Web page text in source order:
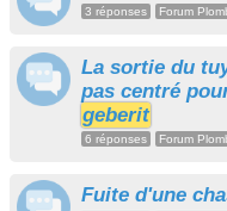
3 réponses Forum
La sortie du
pas centré
geberit
6 réponses Forum
Fuite d'une